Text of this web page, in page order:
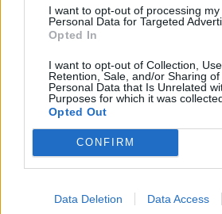
I want to opt-out of processing my
Personal Data for Targeted
Opted In
I want to opt-out of Collection, Use,
Retention, Sale, and/or Sharing of
Personal Data that Is Unrelated
Purposes for which it was
Opted Out
CONFIRM
Data Deletion Data Access
Megismerem
Javasolj egy
Kedvenceink